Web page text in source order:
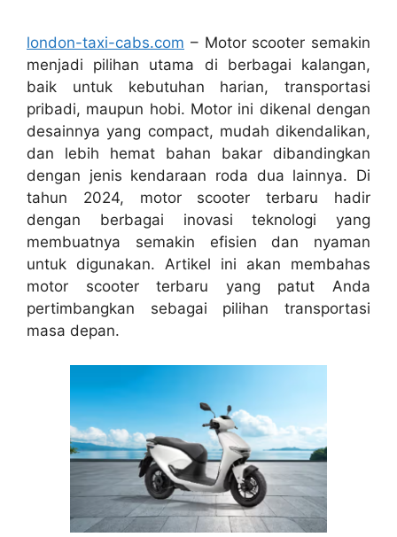
london-taxi-cabs.com – Motor scooter semakin
menjadi pilihan utama di berbagai kalangan,
baik untuk kebutuhan harian, transportasi
pribadi, maupun hobi. Motor ini dikenal dengan
desainnya yang compact, mudah dikendalikan,
dan lebih hemat bahan bakar dibandingkan
dengan jenis kendaraan roda dua lainnya. Di
tahun 2024, motor scooter terbaru hadir
dengan berbagai inovasi teknologi yang
membuatnya semakin efisien dan nyaman
untuk digunakan. Artikel ini akan membahas
motor scooter terbaru yang patut Anda
pertimbangkan sebagai pilihan transportasi
masa depan.